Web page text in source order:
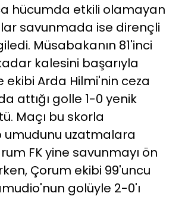
hücumda etkili olamayan
savunmada ise dirençli
Müsabakanın 81'inci
kalesini başarıyla
ekibi Arda Hilmi'nin ceza
attığı golle 1-0 yenik
Maçı bu skorla
umudunu uzatmalara
FK yine savunmayı ön
Çorum ekibi 99'uncu
golüyle 2-0'ı